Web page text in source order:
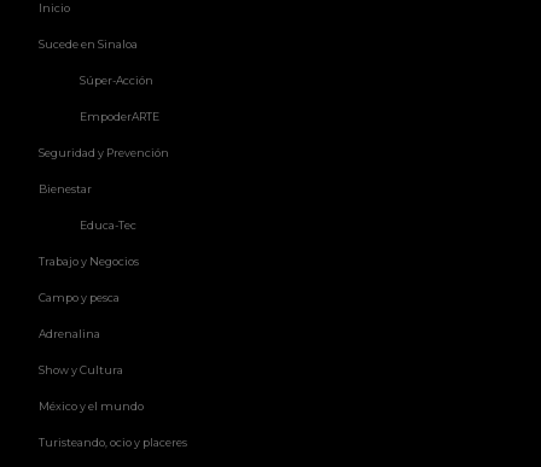
Inicio
Sucede en Sinaloa
Súper-Acción
EmpoderARTE
Seguridad y Prevención
Bienestar
Educa-Tec
Trabajo y Negocios
Campo y pesca
Adrenalina
Show y Cultura
México y el mundo
Turisteando, ocio y placeres